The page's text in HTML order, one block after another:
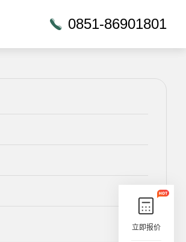
0851-86901801
立即报价